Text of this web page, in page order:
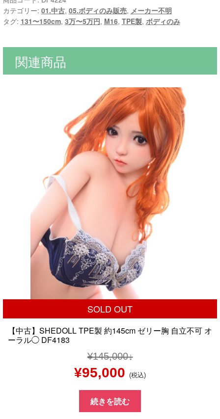
カテゴリー: 01.中古, 05.ボディのみ販売, メーカー不明
タグ: 131〜150cm, 3万〜5万円, M16, TPE製, ボディのみ
関連商品
SOLD OUT
【中古】SHEDOLL TPE製 約145cm ゼリー胸 自立不可 オ
ーラル◯ DF4183
¥145,000
元
の
価
¥95,000 現
在
の
(税込)
続きを読む